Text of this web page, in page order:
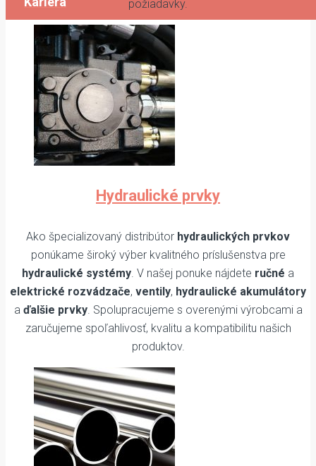
požiadavky.
Hydraulické prvky
Ako špecializovaný distribútor hydraulických prvkov
ponúkame široký výber kvalitného príslušenstva pre
hydraulické systémy. V našej ponuke nájdete ručné a
elektrické rozvádzače, ventily, hydraulické akumulátory
a ďalšie prvky. Spolupracujeme s overenými výrobcami a
zaručujeme spoľahlivosť, kvalitu a kompatibilitu našich
produktov.